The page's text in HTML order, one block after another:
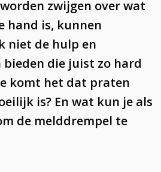
zwijgen over wat
hand is, kunnen
niet de hulp en
die juist zo hard
komt het dat praten
is? En wat kun je als
de melddrempel te